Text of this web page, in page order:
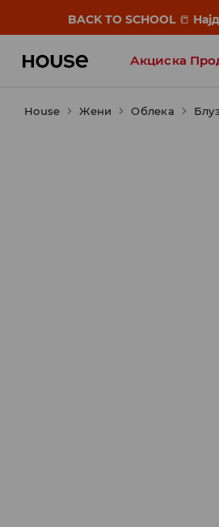
BACK TO SCHOOL 📒
Акциска
House Жени Облека